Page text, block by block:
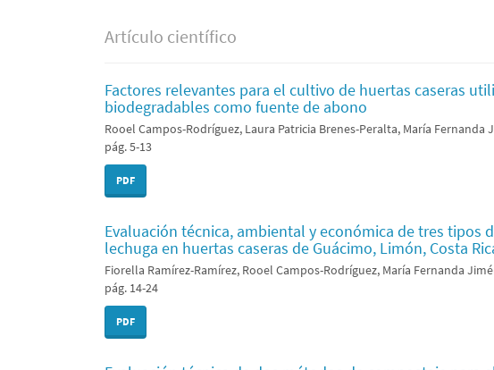
Artículo científico
Factores relevantes para el cultivo de huertas caseras
biodegradables como fuente de abono
Rooel Campos-Rodríguez, Laura Patricia Brenes-Peralta, María
pág. 5-13
PDF
Evaluación técnica, ambiental y económica de tres tipos
lechuga en huertas caseras de Guácimo, Limón, Costa
Fiorella Ramírez-Ramírez, Rooel Campos-Rodríguez, María Fernanda
pág. 14-24
PDF